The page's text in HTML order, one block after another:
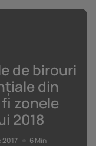
de birouri
din
zonele
2018
2017 6 Min